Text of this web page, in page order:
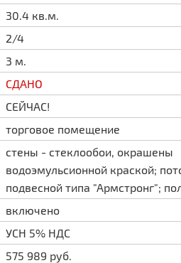
30.4 кв.м.
2/4
3 м.
СДАНО
СЕЙЧАС!
торговое помещение
стены - стеклообои, окрашены
водоэмульсионной краской;
подвесной типа "Армстронг";
включено
УСН 5% НДС
575 989 руб.